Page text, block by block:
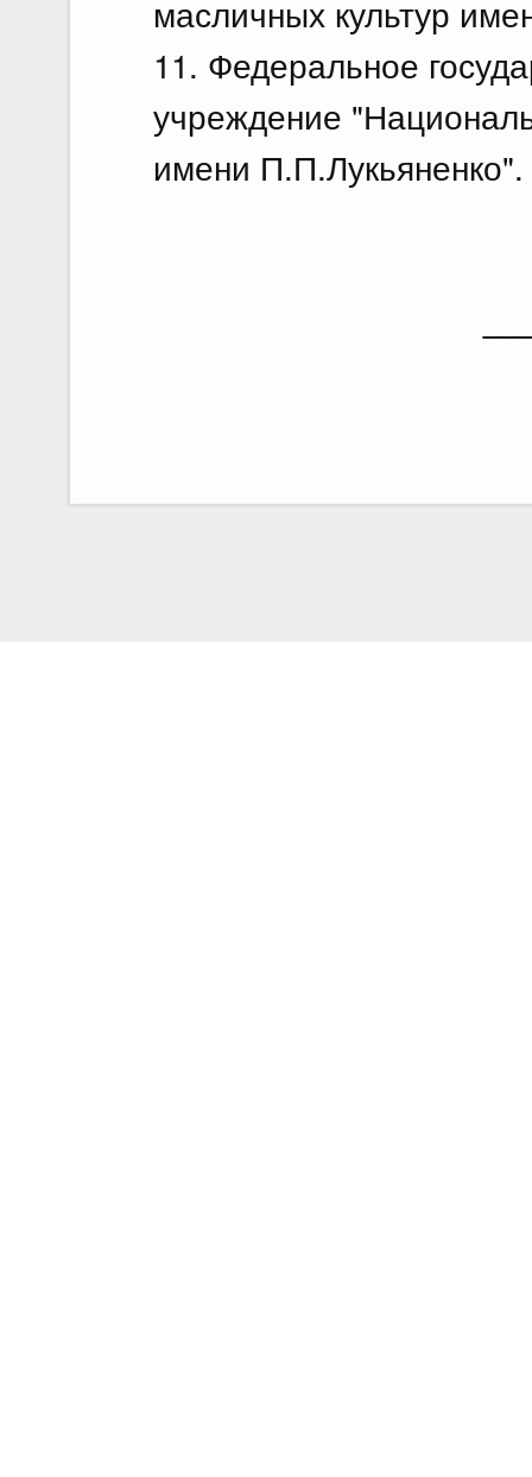
масличных культур
11. Федеральное
учреждение
имени П.П.Лукьяненко".